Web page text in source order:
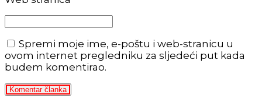
Spremi moje ime, e-poštu i web-stranicu u
ovom internet pregledniku za sljedeći put kada
budem komentirao.
Komentar članka